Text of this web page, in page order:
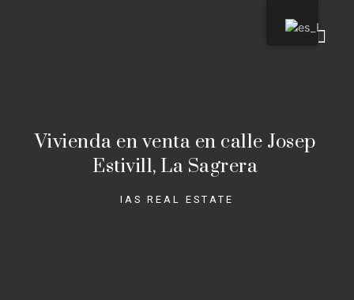
Vivienda en venta en calle Josep
Estivill, La Sagrera
IAS REAL ESTATE